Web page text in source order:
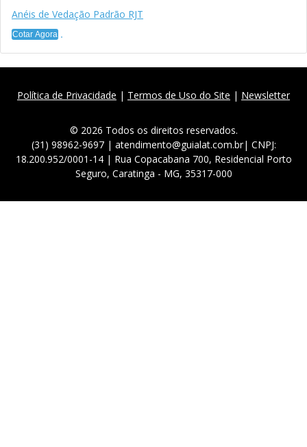
Anéis de Vedação Padrão RJT
Cotar Agora
Política de Privacidade | Termos de Uso do Site | Newsletter
© 2026 Todos os direitos reservados.
(31) 98962-9697 | atendimento@guialat.com.br| CNPJ:
18.200.952/0001-14 | Rua Copacabana 700, Residencial Porto
Seguro, Caratinga - MG, 35317-000